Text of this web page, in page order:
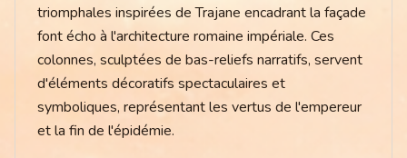
triomphales inspirées de Trajane encadrant la façade
font écho à l'architecture romaine impériale. Ces
colonnes, sculptées de bas-reliefs narratifs, servent
d'éléments décoratifs spectaculaires et
symboliques, représentant les vertus de l'empereur
et la fin de l'épidémie.